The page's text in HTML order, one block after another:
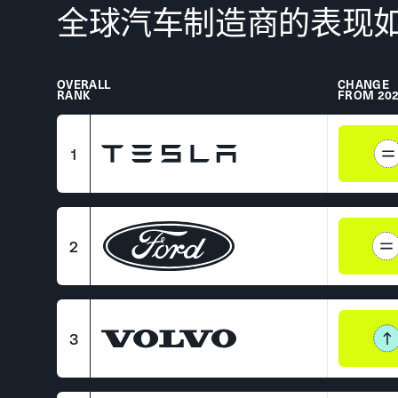
全球汽车制造商的表现
OVERALL
RANK
CHANGE
FROM
1
2
3